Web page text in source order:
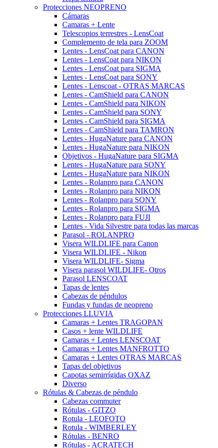
Protecciones NEOPRENO
Cámaras
Camaras + Lente
Telescopios terrestres - LensCoat
Complemento de tela para ZOOM
Lentes - LensCoat para CANON
Lentes - LensCoat para NIKON
Lentes - LensCoat para SIGMA
Lentes - LensCoat para SONY
Lentes - Lenscoat - OTRAS MARCAS
Lentes - CamShield para CANON
Lentes - CamShield para NIKON
Lentes - CamShield para SONY
Lentes - CamShield para SIGMA
Lentes - CamShield para TAMRON
Lentes - HugaNature para CANON
Lentes - HugaNature para NIKON
Objetivos - HugaNature para SIGMA
Lentes - HugaNature para SONY
Lentes - HugaNature para NIKON
Lentes - Rolanpro para CANON
Lentes - Rolanpro para NIKON
Lentes - Rolanpro para SONY
Lentes - Rolanpro para SIGMA
Lentes - Rolanpro para FUJI
Lentes - Vida Silvestre para todas las marcas
Parasol - ROLANPRO
Visera WILDLIFE para Canon
Visera WILDLIFE - Nikon
Visera WILDLIFE- Sigma
Visera parasol WILDLIFE- Otros
Parasol LENSCOAT
Tapas de lentes
Cabezas de péndulos
Fundas y fundas de neopreno
Protecciones LLUVIA
Camaras + Lentes TRAGOPAN
Casos + lente WILDLIFE
Camaras + Lentes LENSCOAT
Camaras + Lentes MANFROTTO
Camaras + Lentes OTRAS MARCAS
Tapas del objetivos
Capotas semirrígidas OXAZ
Diverso
Rótulas & Cabezas de péndulo
Cabezas commuter
Rótulas - GITZO
Rotula - LEOFOTO
Rotula - WIMBERLEY
Rótulas - BENRO
Rótulas - ACRATECH